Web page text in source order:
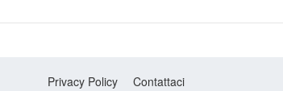
Privacy Policy Contattaci